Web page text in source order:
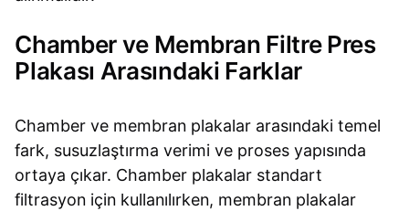
Chamber ve Membran Filtre Pres
Plakası Arasındaki Farklar
Chamber ve membran plakalar arasındaki temel
fark, susuzlaştırma verimi ve proses yapısında
ortaya çıkar. Chamber plakalar standart
filtrasyon için kullanılırken, membran plakalar